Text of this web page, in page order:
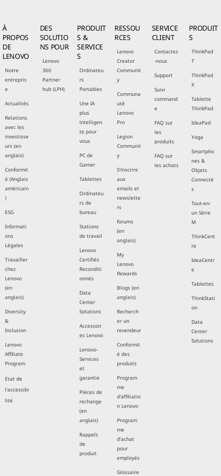
À
PROPOS
DE
LENOVO
Notre
entrepris
e
Actualités
Relations
avec les
investisse
urs (en
anglais)
Conformit
é (Anglais
américain
)
ESG
Informati
ons
Légales
Travailler
chez
Lenovo
(en
anglais)
Diversity
&
Inclusion
Lenovo
Affiliate
Program
Etat de
l'accessibi
lité
DES
SOLUTIO
NS POUR
Lenovo
360
Partner
hub (LPH)
PRODUIT
S &
SERVICE
S
Ordinateu
rs
Portables
Une IA
plus
intelligen
te pour
vous
PC de
Gamer
Tablettes
Ordinateu
rs de
bureau
Stations
de travail
Lenovo
Certifiés
Reconditi
onnés
Data
Center
Solutions
Accessoir
es Lenovo
Lenovo-
Services
et
garantie
Pièces de
rechange
(en
anglais)
Rappels
de
produit
RESSOU
RCES
Lenovo
Creator
Communit
y
Communa
uté
Lenovo
Pro
Legion
Communit
y
S'inscrire
aux
emails et
newslette
rs
forums
(en
anglais)
My
Lenovo
Rewards
Blogs (en
anglais)
Recherch
er un
revendeur
Conformit
é des
produits
Program
me
d'affiliatio
n Lenovo
Program
me
d’achat
pour
employés
Glossaire
SERVICE
CLIENT
Contactez
-nous
Support
Suivi
command
e
FAQ sur
les
produits
FAQ sur
les achats
PRODUIT
S
ThinkPad
T
ThinkPad
X
Tablette
ThinkPad
IdeaPad
Yoga
Smartpho
nes &
Objets
Connecté
s
Tout-en-
un Série
M
ThinkCent
re
IdeaCentr
e
Tablettes
ThinkStati
on
Data
Center
Solutions